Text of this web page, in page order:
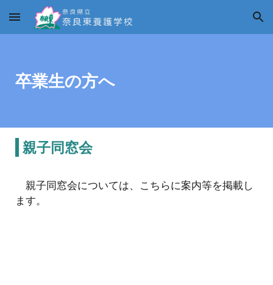
Skip to main content Skip to navigation
卒業生の方へ
親子同窓会
親子同窓会については、こちらに案内等を掲載し
ます。